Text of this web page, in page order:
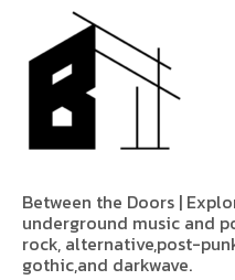
Between the Doors |
underground music and
rock, alternative,post-
gothic,and darkwave.